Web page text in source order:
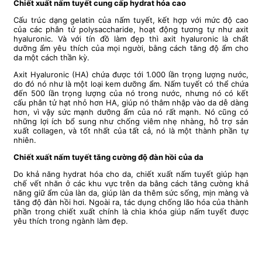
Chiết xuất nấm tuyết cung cấp hydrat hóa cao
Cấu trúc dạng gelatin của nấm tuyết, kết hợp với mức độ cao
của các phân tử polysaccharide, hoạt động tương tự như axit
hyaluronic. Và với tín đồ làm đẹp thì axit hyaluronic là chất
dưỡng ẩm yêu thích của mọi người, bằng cách tăng độ ẩm cho
da một cách thần kỳ.
Axit Hyaluronic (HA) chứa được tới 1.000 lần trọng lượng nước,
do đó nó như là một loại kem dưỡng ẩm. Nấm tuyết có thể chứa
đến 500 lần trọng lượng của nó trong nước, nhưng nó có kết
cấu phân tử hạt nhỏ hơn HA, giúp nó thâm nhập vào da dễ dàng
hơn, vì vậy sức mạnh dưỡng ẩm của nó rất mạnh. Nó cũng có
những lợi ích bổ sung như chống viêm nhẹ nhàng, hỗ trợ sản
xuất collagen, và tốt nhất của tất cả, nó là một thành phần tự
nhiên.
Chiết xuất nấm tuyết tăng cường độ đàn hồi của da
Do khả năng hydrat hóa cho da, chiết xuất nấm tuyết giúp hạn
chế vết nhăn ở các khu vực trên da bằng cách tăng cường khả
năng giữ ẩm của làn da, giúp làn da thêm sức sống, mịn màng và
tăng độ đàn hồi hơi. Ngoài ra, tác dụng chống lão hóa của thành
phần trong chiết xuất chính là chìa khóa giúp nấm tuyết được
yêu thích trong ngành làm đẹp.